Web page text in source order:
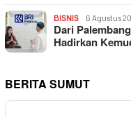
BISNIS 6 Agustus
Dari
Hadirkan
BERITA SUMUT